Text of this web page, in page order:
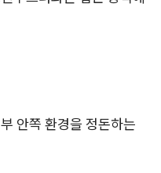
안쪽 환경을 정돈하는